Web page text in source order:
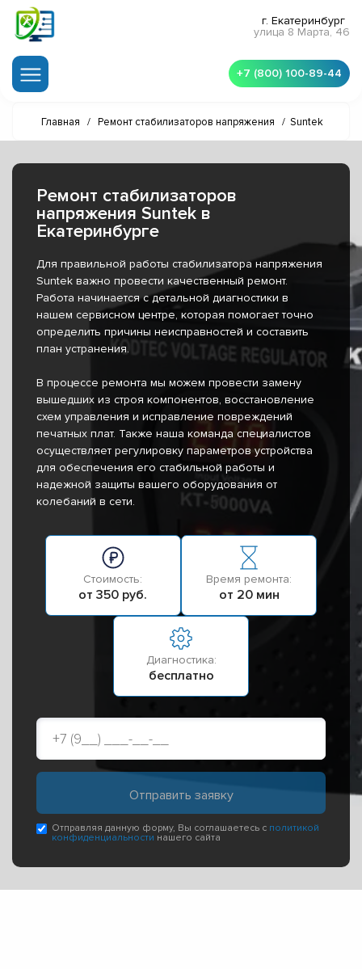
г. Екатеринбург
улица 8 Марта, 46
+7 (800) 100-89-44
Главная / Ремонт стабилизаторов напряжения / Suntek
Ремонт стабилизаторов
напряжения Suntek в
Екатеринбурге
Для правильной работы стабилизатора напряжения
Suntek важно провести качественный ремонт.
Работа начинается с детальной диагностики в
нашем сервисном центре, которая помогает точно
определить причины неисправностей и составить
план устранения.
В процессе ремонта мы можем провести замену
вышедших из строя компонентов, восстановление
схем управления и исправление повреждений
печатных плат. Также наша команда специалистов
осуществляет регулировку параметров устройства
для обеспечения его стабильной работы и
надежной защиты вашего оборудования от
колебаний в сети.
Стоимость:
от 350 руб.
Время ремонта:
от 20 мин
Диагностика:
бесплатно
Отправляя данную форму, Вы соглашаетесь с политикой
конфиденциальности нашего сайта